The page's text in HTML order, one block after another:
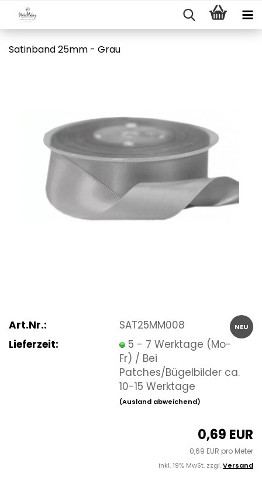
Satinband 25mm - Grau
NEU
Art.Nr.:
SAT25MM008
Lieferzeit:
5 - 7 Werktage (Mo-
Fr) / Bei
Patches/Bügelbilder ca.
10-15 Werktage
(Ausland abweichend)
0,69 EUR
0,69 EUR pro Meter
inkl. 19% MwSt. zzgl.Versand